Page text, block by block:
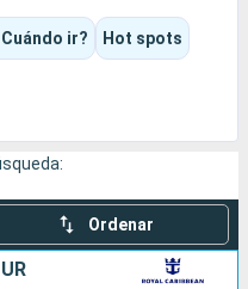
apacible, entre
excursiones a Ang Thong,
descanso y
ir? Hot spots
Ordenar